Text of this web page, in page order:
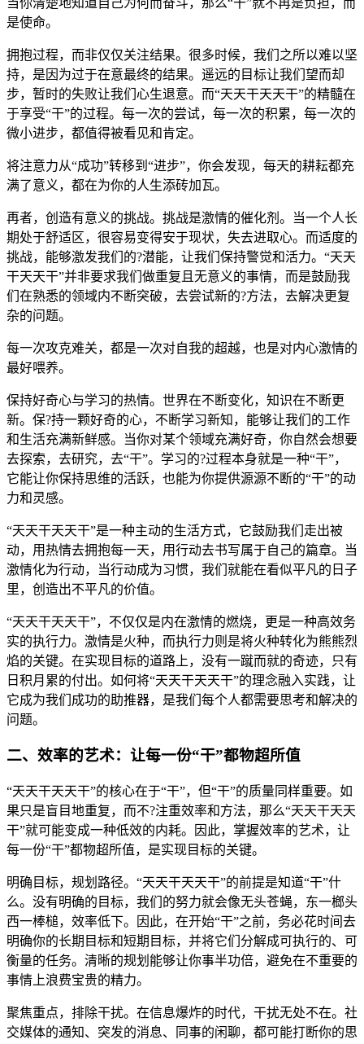
是使命。
拥抱过程，而非仅仅关注结果。很多时候，我们之所以难以坚
持，是因为过于在意最终的结果。遥远的目标让我们望而却
步，暂时的失败让我们心生退意。而“天天干天天干”的精髓在
于享受“干”的过程。每一次的尝试，每一次的积累，每一次的
微小进步，都值得被看见和肯定。
将注意力从“成功”转移到“进步”，你会发现，每天的耕耘都充
满了意义，都在为你的人生添砖加瓦。
再者，创造有意义的挑战。挑战是激情的催化剂。当一个人长
期处于舒适区，很容易变得安于现状，失去进取心。而适度的
挑战，能够激发我们的?潜能，让我们保持警觉和活力。“天天
干天天干”并非要求我们做重复且无意义的事情，而是鼓励我
们在熟悉的领域内不断突破，去尝试新的?方法，去解决更复
杂的问题。
每一次攻克难关，都是一次对自我的超越，也是对内心激情的
最好喂养。
保持好奇心与学习的热情。世界在不断变化，知识在不断更
新。保?持一颗好奇的心，不断学习新知，能够让我们的工作
和生活充满新鲜感。当你对某个领域充满好奇，你自然会想要
去探索，去研究，去“干”。学习的?过程本身就是一种“干”，
它能让你保持思维的活跃，也能为你提供源源不断的“干”的动
力和灵感。
“天天干天天干”是一种主动的生活方式，它鼓励我们走出被
动，用热情去拥抱每一天，用行动去书写属于自己的篇章。当
激情化为行动，当行动成为习惯，我们就能在看似平凡的日子
里，创造出不平凡的价值。
“天天干天天干”，不仅仅是内在激情的燃烧，更是一种高效务
实的执行力。激情是火种，而执行力则是将火种转化为熊熊烈
焰的关键。在实现目标的道路上，没有一蹴而就的奇迹，只有
日积月累的付出。如何将“天天干天天干”的理念融入实践，让
它成为我们成功的助推器，是我们每个人都需要思考和解决的
问题。
二、效率的艺术：让每一份“干”都物超所值
“天天干天天干”的核心在于“干”，但“干”的质量同样重要。如
果只是盲目地重复，而不?注重效率和方法，那么“天天干天天
干”就可能变成一种低效的内耗。因此，掌握效率的艺术，让
每一份“干”都物超所值，是实现目标的关键。
明确目标，规划路径。“天天干天天干”的前提是知道“干”什
么。没有明确的目标，我们的努力就会像无头苍蝇，东一榔头
西一棒槌，效率低下。因此，在开始“干”之前，务必花时间去
明确你的长期目标和短期目标，并将它们分解成可执行的、可
衡量的任务。清晰的规划能够让你事半功倍，避免在不重要的
事情上浪费宝贵的精力。
聚焦重点，排除干扰。在信息爆炸的时代，干扰无处不在。社
交媒体的通知、突发的消息、同事的闲聊，都可能打断你的思